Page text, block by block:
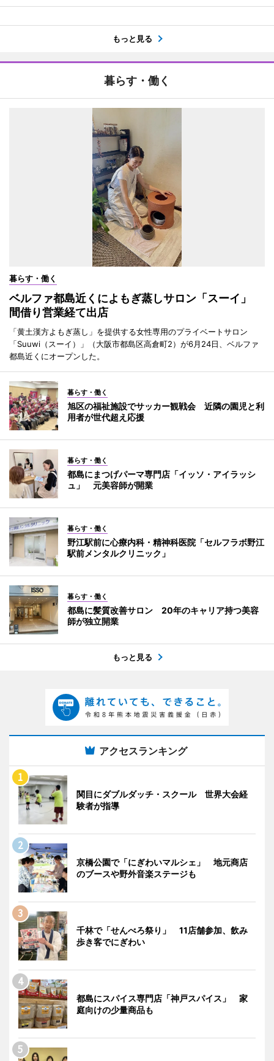
もっと見る
暮らす・働く
暮らす・働く
ベルファ都島近くによもぎ蒸しサロン「スーイ」
間借り営業経て出店
「黄土漢方よもぎ蒸し」を提供する女性専用のプライベートサロン
「Suuwi（スーイ）」（大阪市都島区高倉町2）が6月24日、ベルファ
都島近くにオープンした。
暮らす・働く
旭区の福祉施設でサッカー観戦会 近隣の園児と利
用者が世代超え応援
暮らす・働く
都島にまつげパーマ専門店「イッソ・アイラッシ
ュ」 元美容師が開業
暮らす・働く
野江駅前に心療内科・精神科医院「セルフラボ野江
駅前メンタルクリニック」
暮らす・働く
都島に髪質改善サロン 20年のキャリア持つ美容
師が独立開業
もっと見る
アクセスランキング
関目にダブルダッチ・スクール 世界大会経
験者が指導
京橋公園で「にぎわいマルシェ」 地元商店
のブースや野外音楽ステージも
千林で「せんべろ祭り」 11店舗参加、飲み
歩き客でにぎわい
都島にスパイス専門店「神戸スパイス」 家
庭向けの少量商品も